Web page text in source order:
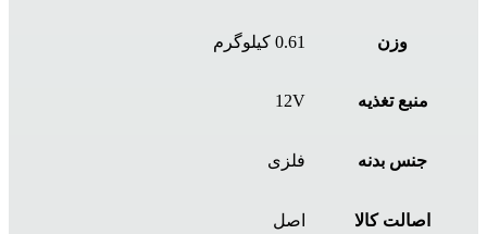
وزن 0.61 کیلوگرم
منبع تغذیه 12V
جنس بدنه فلزی
اصالت کالا اصل